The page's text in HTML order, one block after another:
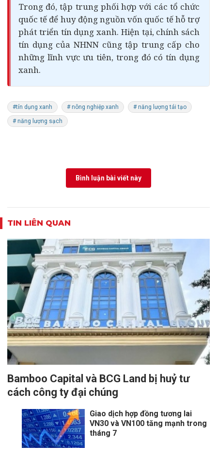
Trong đó, tập trung phối hợp với các tổ chức
quốc tế để huy động nguồn vốn quốc tế hỗ trợ
phát triển tín dụng xanh. Hiện tại, chính sách
tín dụng của NHNN cũng tập trung cấp cho
những lĩnh vực ưu tiên, trong đó có tín dụng
xanh.
#tín dụng xanh # nông nghiệp xanh # năng lượng tái tạo
# năng lượng sạch
Bình luận bài viết này
TIN LIÊN QUAN
Bamboo Capital và BCG Land bị huỷ tư
cách công ty đại chúng
Giao dịch hợp đồng tương lai
VN30 và VN100 tăng mạnh trong
tháng 7